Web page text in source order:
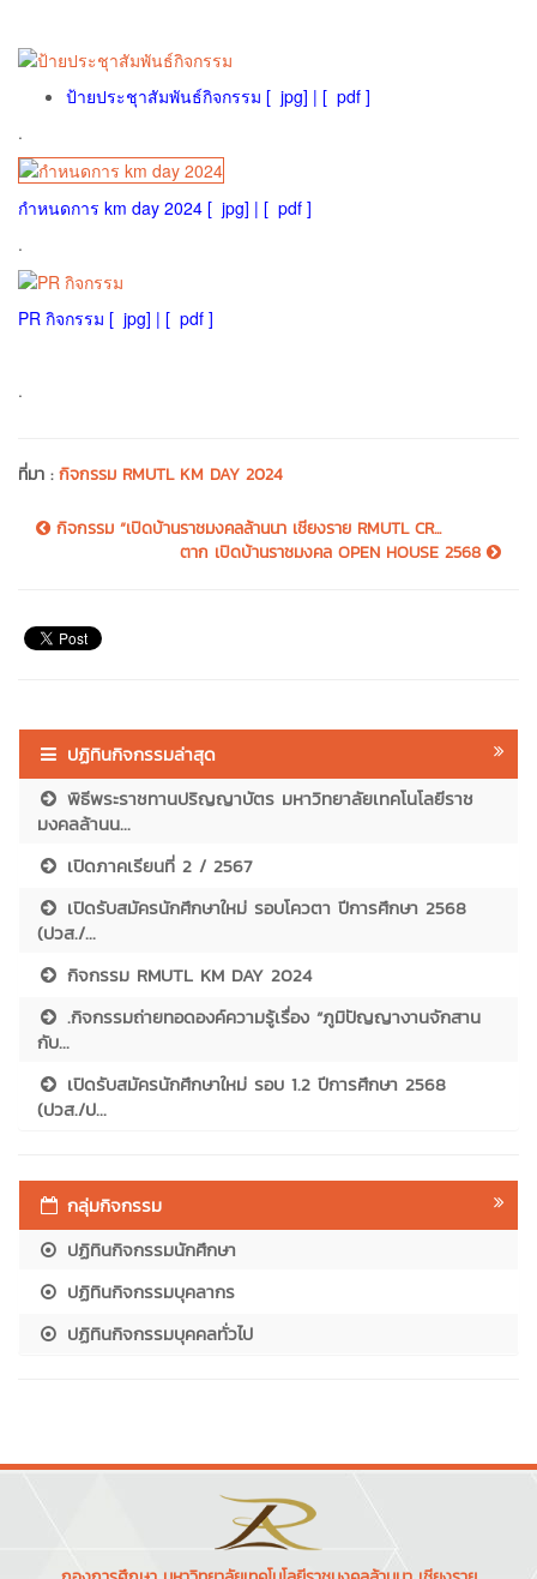
ป้ายประชุาสัมพันธ์กิจกรรม [ jpg] | [ pdf ]
.
กำหนดการ km day 2024 [ jpg] | [ pdf ]
.
PR กิจกรรม [ jpg] | [ pdf ]
.
ที่มา :กิจกรรม RMUTL KM DAY 2024
กิจกรรม “เปิดบ้านราชมงคลล้านนา เชียงราย RMUTL CR...
ตาก เปิดบ้านราชมงคล OPEN HOUSE 2568
ปฏิทินกิจกรรมล่าสุด
พิธีพระราชทานปริญญาบัตร มหาวิทยาลัยเทคโนโลยีราช
มงคลล้านน...
เปิดภาคเรียนที่ 2 / 2567
เปิดรับสมัครนักศึกษาใหม่ รอบโควตา ปีการศึกษา 2568
(ปวส./...
กิจกรรม RMUTL KM DAY 2024
.กิจกรรมถ่ายทอดองค์ความรู้เรื่อง “ภูมิปัญญางานจักสาน
กับ...
เปิดรับสมัครนักศึกษาใหม่ รอบ 1.2 ปีการศึกษา 2568
(ปวส./ป...
กลุ่มกิจกรรม
ปฏิทินกิจกรรมนักศึกษา
ปฏิทินกิจกรรมบุคลากร
ปฏิทินกิจกรรมบุคคลทั่วไป